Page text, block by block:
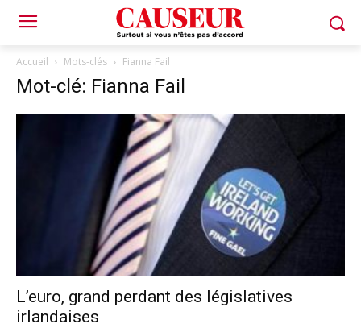
Accueil Mots-clés Fianna Fail
Mot-clé: Fianna Fail
L’euro, grand perdant des législatives
irlandaises